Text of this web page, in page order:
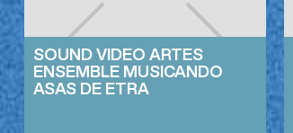
SOUND VIDEO ARTES
ENSEMBLE MUSICANDO
ASAS DE ETRA